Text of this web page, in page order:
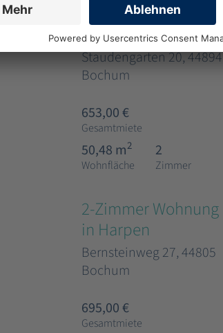
2-Zimmer Wohnung
in Werne
Staudengarten 20, 44894
Bochum
653,00 €
Gesamtmiete
50,48 m2
Wohnfläche
2
Zimmer
2-Zimmer Wohnung
in Harpen
Bernsteinweg 27, 44805
Bochum
695,00 €
Gesamtmiete